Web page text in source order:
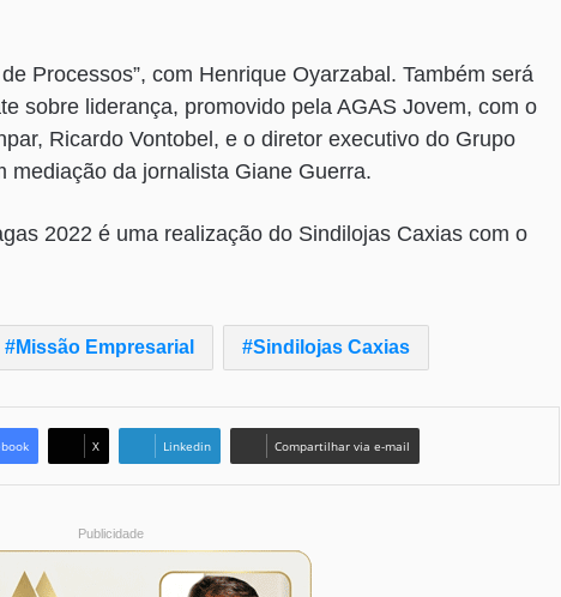
Processos”, com Henrique Oyarzabal. Também será
sobre liderança, promovido pela AGAS Jovem, com o
Ricardo Vontobel, e o diretor executivo do Grupo
mediação da jornalista Giane Guerra.
2022 é uma realização do Sindilojas Caxias com o
Missão Empresarial Sindilojas Caxias
X Linkedin Compartilhar via e-mail
Publicidade